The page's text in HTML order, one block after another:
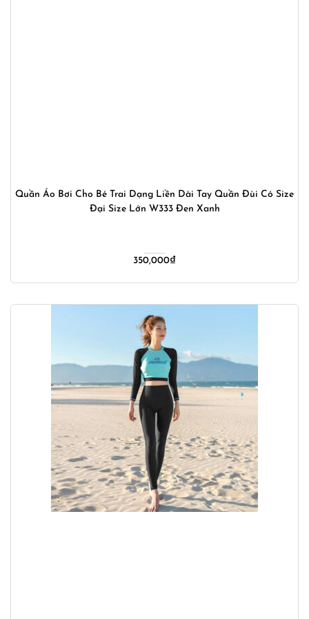
Quần Áo Bơi Cho Bé Trai Dạng Liền Dài Tay Quần Đùi Có Size
Đại Size Lớn W333 Đen Xanh
350,000₫